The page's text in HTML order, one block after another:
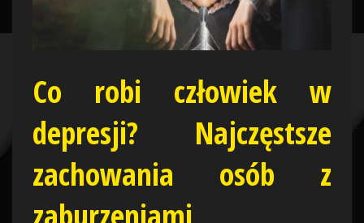
Co robi człowiek w
depresji? Najczęstsze
zachowania osób z